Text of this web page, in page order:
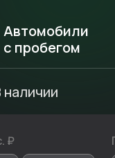
Автомобили
с пробегом
наличии
₽